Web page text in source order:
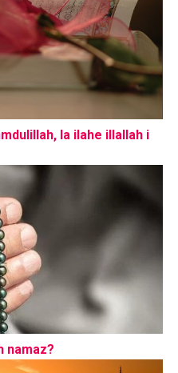
la ilahe illallah i
namaz?